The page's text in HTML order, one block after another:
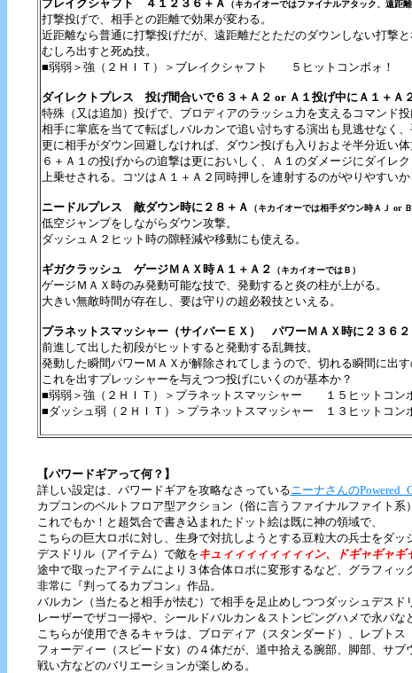
ブレイクシャフト ４１２３６＋Ａ （キカイオーではファイナルアタック、遠距
打撃投げで、相手との距離で効果が変わる。
近距離なら普通に打撃投げだが、遠距離だとただのダウンしない打撃と
むしろ出すと死ぬ技。
■弱弱＞強（２ＨＩＴ）＞ブレイクシャフト ５ヒットコンボォ！
ダイレクトプレス 投げ間合いで６３＋Ａ２ or Ａ１投げ中にＡ１＋Ａ
特殊（又は追加）投げで、ブロディアのラッシュ力を支えるコマンド投
相手に掌底を当てて転ばしバルカンで追い討ちする演出も見逃せなく、
更に相手がダウン回避しなければ、ダウン投げも入りおよそ半分近い体
６＋Ａ１の投げからの追撃は更においしく、Ａ１のダメージにダイレ
上乗せされる。コツはＡ１＋Ａ２同時押しを連射するのがやりやすいか
ニードルプレス 敵ダウン時に２８＋Ａ （キカイオーでは相手ダウン時ＡＪ or Ｂ
低空ジャンプをしながらダウン攻撃。
ダッシュＡ２ヒット時の隙軽減や移動にも使える。
ギガクラッシュ ゲージＭＡＸ時Ａ１＋Ａ２ （キカイオーではＢ）
ゲージＭＡＸ時のみ発動可能な技で、発動すると炎の柱が上がる。
大きい無敵時間が存在し、要は守りの超必殺技といえる。
プラネットスマッシャー（サイバーＥＸ） パワーＭＡＸ時に２３６２
前進して出した初段がヒットすると発動する乱舞技。
発動した瞬間パワーＭＡＸが解除されてしまうので、切れる瞬間に出す
これを出すプレッシャーを与えつつ投げにいくのが基本か？
■弱弱＞強（２ＨＩＴ）＞プラネットスマッシャー １５ヒットコン
■ダッシュ弱（２ＨＩＴ）＞プラネットスマッシャー １３ヒットコン
【パワードギアって何？】
詳しい設定は、パワードギアを攻略なさっているニーナさんの
カプコンのベルトフロア型アクション（俗に言うファイナルファイト系
これでもか！と超気合で書き込まれたドット絵は既に神の領域で、
こちらの巨大ロボに対し、生身で対抗しようとする豆粒大の兵士をダッ
デスドリル（アイテム）で敵を キュィィィィィィィィン、ドギャギャギ
途中で取ったアイテムにより３体合体ロボに変形するなど、グラフィッ
非常に『判ってるカプコン』作品。
バルカン（当たると相手が怯む）で相手を足止めしつつダッシュデスド
レーザーでザコ一掃や、シールドバルカン＆ストンピングハメで永パな
こちらが使用できるキャラは、ブロディア（スタンダード）、レプトス
フォーディー（スピード女）の４体だが、道中拾える腕部、脚部、サブ
戦い方などのバリエーションが楽しめる。